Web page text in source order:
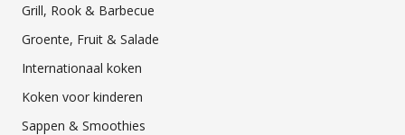
Grill, Rook & Barbecue
Groente, Fruit & Salade
Internationaal koken
Koken voor kinderen
Sappen & Smoothies